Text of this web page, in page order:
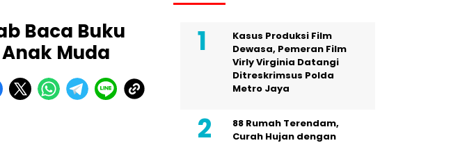
Baca Buku
Muda
Kasus Produksi Film
Dewasa, Pemeran Film
Virly Virginia Datangi
Ditreskrimsus Polda
Metro Jaya
88 Rumah Terendam,
Curah Hujan dengan